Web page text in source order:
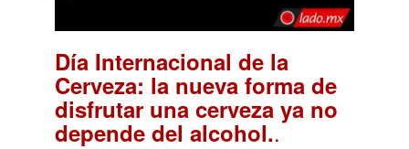
Día Internacional de la
Cerveza: la nueva forma de
disfrutar una cerveza ya no
depende del alcohol..